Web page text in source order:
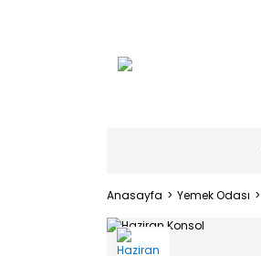
Anasayfa Yemek Odası